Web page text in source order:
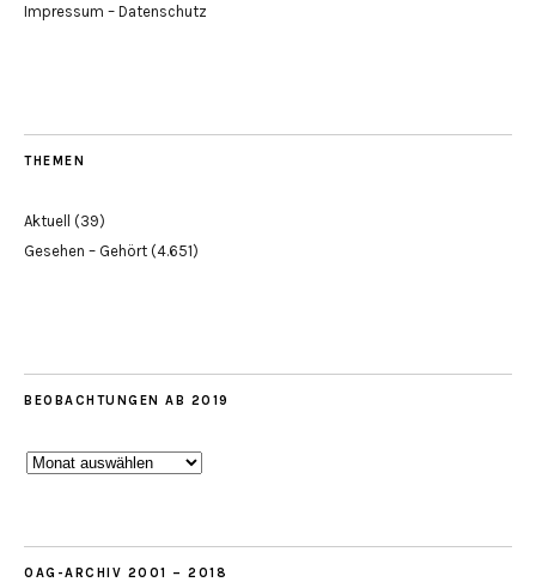
Impressum – Datenschutz
THEMEN
Aktuell (39)
Gesehen – Gehört (4.651)
BEOBACHTUNGEN AB 2019
Beobachtungen
OAG-ARCHIV 2001 – 2018